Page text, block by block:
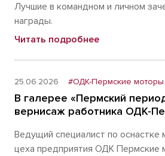
Лучшие в командном и личном
награды.
Читать подробнее
25.06.2026 #ОДК-Пермские моторы
В галерее «Пермский
вернисаж работника ОДК-
Ведущий специалист по оснастке
цеха предприятия ОДК Пермские